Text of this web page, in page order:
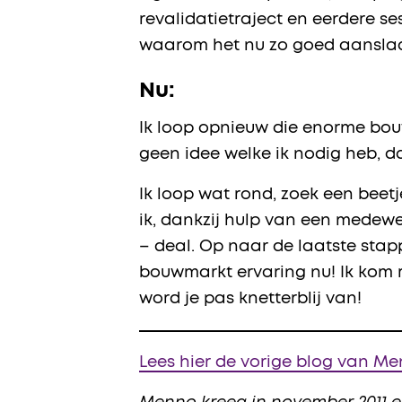
revalidatietraject en eerdere
waarom het nu zo goed
Nu:
Ik loop opnieuw die enorme
geen idee welke ik nodig heb,
Ik loop wat rond, zoek een
ik, dankzij hulp van een
– deal. Op naar de laatste
bouwmarkt ervaring nu! Ik
word je pas knetterblij van!
Lees hier de vorige blog van